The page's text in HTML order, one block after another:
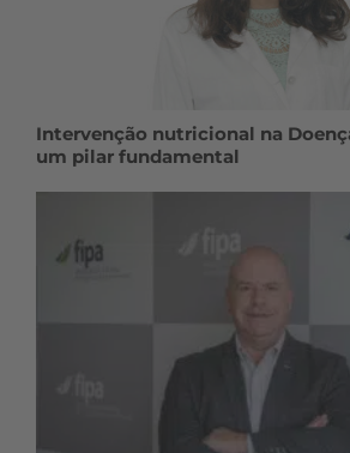
Intervenção nutricional na
um pilar fundamental